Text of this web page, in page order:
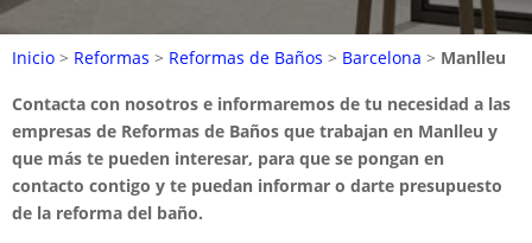
Inicio > Reformas > Reformas de Baños > Barcelona > Manlleu
Contacta con nosotros e informaremos de tu necesidad a las
empresas de Reformas de Baños que trabajan en Manlleu y
que más te pueden interesar, para que se pongan en
contacto contigo y te puedan informar o darte presupuesto
de la reforma del baño.